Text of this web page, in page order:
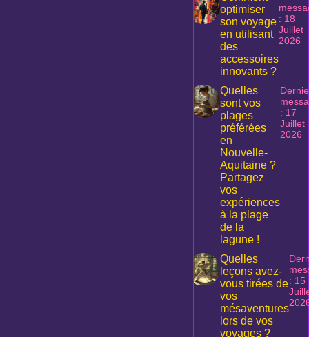
optimiser
son voyage
en utilisant
des
accessoires
innovants ?
: 18
Juillet
2026
Quelles
sont vos
plages
préférées
en
Nouvelle-
Aquitaine ?
Partagez
vos
expériences
à la plage
de la
lagune !
: 17
Juillet
2026
Quelles
leçons avez-
vous tirées de
vos
mésaventures
lors de vos
voyages ?
: 15